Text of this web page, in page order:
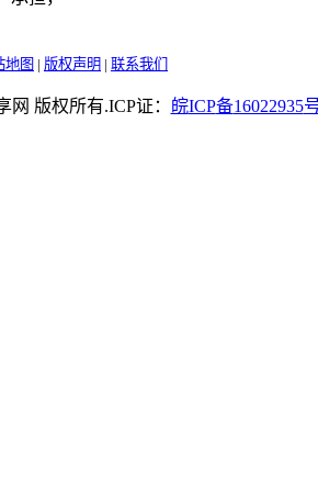
地图 | 版权声明 | 联系我们
网 版权所有.ICP证： 皖ICP备16022935